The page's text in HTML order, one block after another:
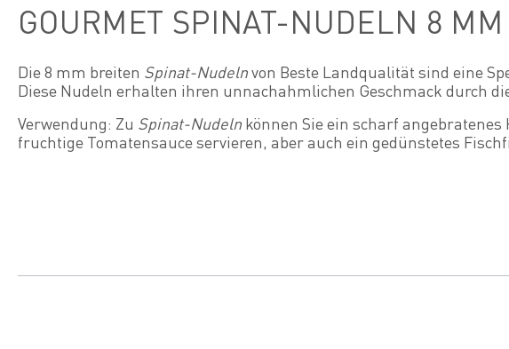
GOURMET SPINAT-NUDELN 8 MM
Die 8 mm breiten Spinat-Nudelnvon Beste Landqualität sind eine
Diese Nudeln erhalten ihren unnachahmlichen Geschmack durch
Verwendung: Zu Spinat-Nudeln können Sie ein scharf
fruchtige Tomatensauce servieren, aber auch ein gedünstetes